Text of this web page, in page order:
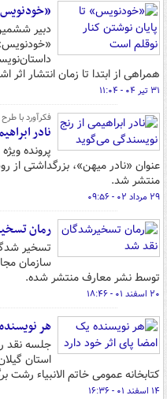
دبیر
همراهی از ابتدا تا زمان انتشار اثر
۳۱ تیر ۰۴ - ۱۱:۰۴
فکرآورد با
نادر
پرونده
عنوان «نادر میهن»، بزرگداشتی از
منتشر شد.
۲۹ مرداد ۰۲ - ۰۹:۵۶
رمان
تسخیر
سازمان
توسط نشر معارف منتشر شده.
۲۰ اسفند ۰۱ - ۱۸:۴۶
هر
جلسه نقد
استان
کتابخانه عمومی خاتم الانبیاء رشت
۱۴ اسفند ۰۱ - ۱۶:۳۶